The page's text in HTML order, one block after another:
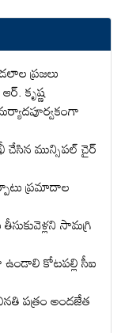
ప్రజలు
కృష్ణ
చేసిన మున్సిపల్ చైర్
ప్రమాదాల
సామగ్రి
ఉండాలి కోటపల్లి సీఐ
పత్రం అందజేత